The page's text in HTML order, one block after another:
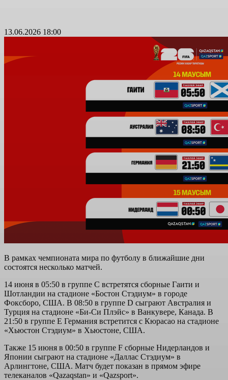
13.06.2026 18:00
В рамках чемпионата мира по футболу в ближайшие дни
состоятся несколько матчей.
14 июня в 05:50 в группе C встретятся сборные Гаити и
Шотландии на стадионе «Бостон Стэдиум» в городе
Фоксборо, США. В 08:50 в группе D сыграют Австралия и
Турция на стадионе «Би-Си Плэйс» в Ванкувере, Канада. В
21:50 в группе E Германия встретится с Кюрасао на стадионе
«Хьюстон Стэдиум» в Хьюстоне, США.
Также 15 июня в 00:50 в группе F сборные Нидерландов и
Японии сыграют на стадионе «Даллас Стэдиум» в
Арлингтоне, США. Матч будет показан в прямом эфире
телеканалов «Qazaqstan» и «Qazsport».